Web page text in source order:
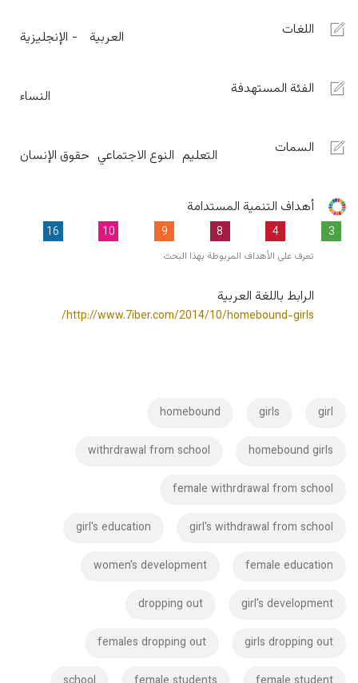
اللغات العربية الإنجليزية
الفئة المستهدفة النساء
السمات التعليم النوع الاجتماعي حقوق الإنسان
أهداف التنمية المستدامة
تعرف على الأهداف المربوطة بهذا البحث
الرابط باللغة العربية
http://www.7iber.com/2014/10/homebound-girls/
girls
homebound
homebound girls
withrdrawal from school
female withrdrawal from school
girl's withdrawal from school
girl's education
female education
women's development
girl's development
dropping out
girls dropping out
females dropping out